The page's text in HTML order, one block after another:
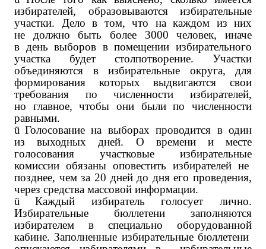
избирателей, образовываются избирательные
участки. Дело в том, что на каждом из них
не должно быть более 3000 человек, иначе
в день выборов в помещении избирательного
участка будет столпотворение. Участки
объединяются в избирательные округа, для
формирования которых выдвигаются свои
требования по численности избирателей,
но главное, чтобы они были по численности
равными.
ü Голосование на выборах проводится в один
из выходных дней. О времени и месте
голосования участковые избирательные
комиссии обязаны оповестить избирателей не
позднее, чем за 20 дней до дня его проведения,
через средства массовой информации.
ü
Каждый избиратель голосует лично.
Избирательные бюллетени заполняются
избирателем в специально оборудованной
кабине. Заполненные избирательные бюллетени